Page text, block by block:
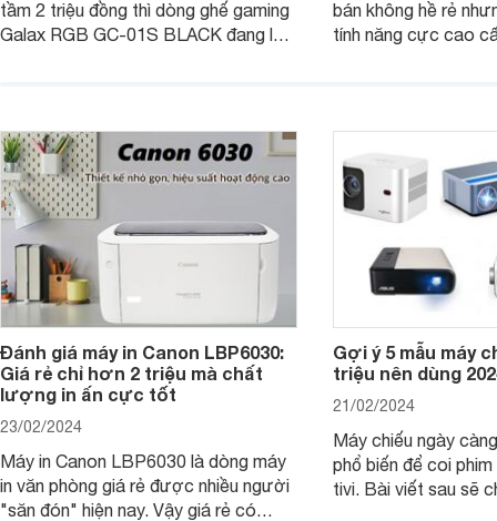
tầm 2 triệu đồng thì dòng ghế gaming
Galax RGB GC-01S BLACK đang là
bán không hề rẻ
tính năng cực cao
Đánh giá máy in Canon LBP6030:
Giá rẻ chỉ hơn 2 triệu mà chất
lượng in ấn cực tốt
23/02/2024
Máy in Canon LBP6030 là dòng máy
in văn phòng giá rẻ được nhiều người
"săn đón" hiện nay. Vậy giá rẻ có
Gợi ý 5 mẫu máy
triệu nên dùng
21/02/2024
Máy chiếu ngày
phổ biến để coi
tivi. Bài viết sau sẽ chia sẻ cho bạn 5